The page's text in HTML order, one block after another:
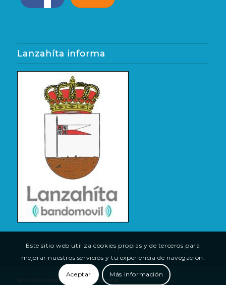
Lanzahíta informa
sitio web creado por (tu)espacioonline
Este sitio web utiliza cookies propias y de terceros para
mejorar nuestros servicios y tu experiencia de navegación.
Aceptar Más información